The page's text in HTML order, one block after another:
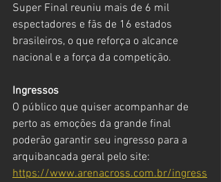
Super Final reuniu mais de 6 mil
espectadores e fãs de 16 estados
brasileiros, o que reforça o alcance
nacional e a força da competição.
Ingressos
O público que quiser acompanhar de
perto as emoções da grande final
poderão garantir seu ingresso para a
arquibancada geral pelo site:
https://www.arenacross.com.br/ingress